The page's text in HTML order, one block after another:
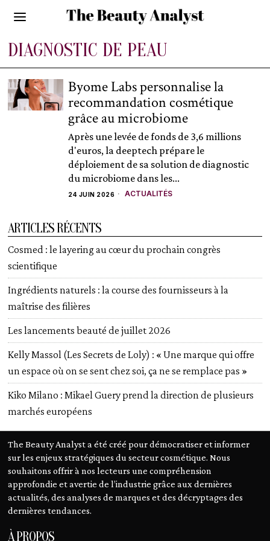
DIAGNOSTIC DE PEAU
Byome Labs personnalise la
recommandation cosmétique
grâce au microbiome
Après une levée de fonds de 3,6 millions
d'euros, la deeptech prépare le
déploiement de sa solution de diagnostic
du microbiome dans les...
24 JUIN 2026 ACTUALITÉS
ARTICLES RÉCENTS
Cosmed : le layering au cœur du prochain congrès
scientifique
Ingrédients naturels : la course des fournisseurs à la
maîtrise des filières
Les lancements beauté de juillet 2026
Kelly Massol (Les Secrets de Loly) : « Une marque qui offre
un espace où on se sent chez soi, ça ne se remplace pas »
Kiko Milano : Mikael Guery prend la direction de plusieurs
marchés européens
The Beauty Analyst a été créé pour démocratiser et informer
sur les enjeux stratégiques du secteur cosmétique. Nous
souhaitons offrir à nos lecteurs une compréhension
approfondie et avertie de l’industrie grâce aux dernières
actualités, des analyses de marques et des décryptages des
dernières tendances.
À PROPOS